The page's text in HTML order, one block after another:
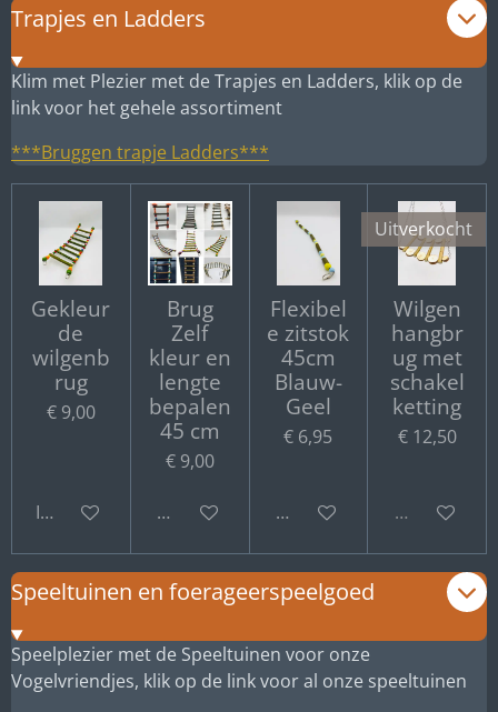
Trapjes en Ladders
Klim met Plezier met de Trapjes en Ladders, klik op de
link voor het gehele assortiment
***Bruggen trapje Ladders***
Gekleur
de
wilgenb
rug
€ 9,00
In winkelwagen
Brug
Zelf
kleur en
lengte
bepalen
45 cm
€ 9,00
Bekijk details
Flexibel
e zitstok
45cm
Blauw-
Geel
€ 6,95
Bekijk details
Uitverkocht
Wilgen
hangbr
ug met
schakel
ketting
€ 12,50
Uitverkocht
Speeltuinen en foerageerspeelgoed
Speelplezier met de Speeltuinen voor onze
Vogelvriendjes, klik op de link voor al onze speeltuinen